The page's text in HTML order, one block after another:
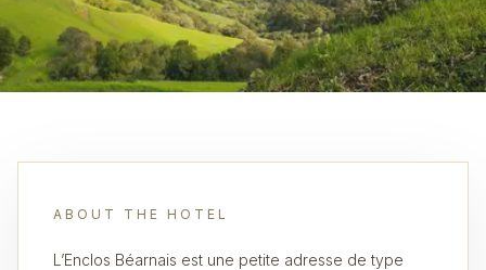
ABOUT THE HOTEL
L’Enclos Béarnais est une petite adresse de type